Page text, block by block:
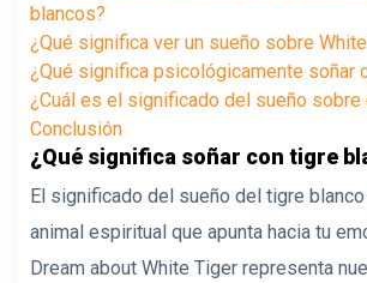
blancos?
¿Qué significa ver un sueño sobre
¿Qué significa psicológicamente soñar
¿Cuál es el significado del sueño sobre
Conclusión
¿Qué significa soñar con tigre
El significado del sueño del tigre
animal espiritual que apunta hacia tu
Dream about White Tiger representa